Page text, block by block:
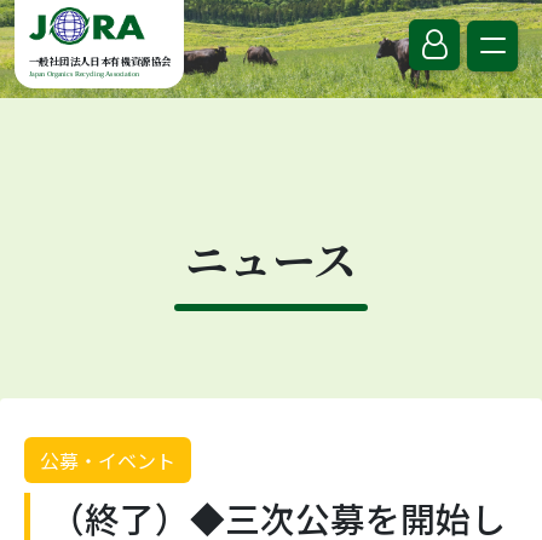
Skip to content
一般社団法人日本有機資源協会
Japan Organics Recycling Association
ニュース
公募・イベント
（終了）◆三次公募を開始し